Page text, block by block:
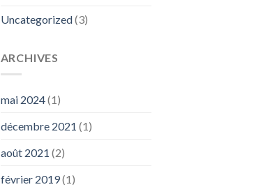
Uncategorized(3)
ARCHIVES
mai 2024(1)
décembre 2021 (1)
août 2021 (2)
février 2019(1)